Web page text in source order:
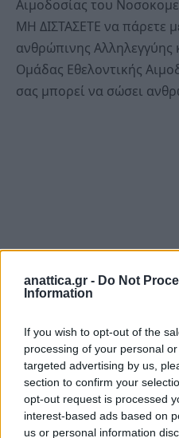
anattica.gr - Do Not
Information
If you wish to opt-out of the
processing of your personal
targeted advertising by us,
section to confirm your
opt-out request is processed
interest-based ads based on
us or personal information
Αιμοδοσίας του
ΜΗ ΔΙΣΤΑΣΕΤΕ να πάρετε
ανθρώπινης Αλληλεγγύης
Ομάδας Εθελοντικής
σας μπορεί να σώσει